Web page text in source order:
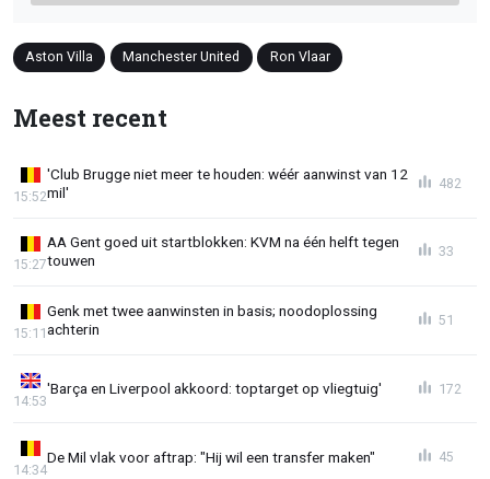
Aston Villa Manchester United Ron Vlaar
Meest recent
'Club Brugge niet meer te houden: wéér aanwinst van 12
mil'
15:52
482
AA Gent goed uit startblokken: KVM na één helft tegen
touwen
15:27
33
Genk met twee aanwinsten in basis; noodoplossing
achterin
15:11
51
'Barça en Liverpool akkoord: toptarget op vliegtuig'
14:53
172
De Mil vlak voor aftrap: "Hij wil een transfer maken"
14:34
45